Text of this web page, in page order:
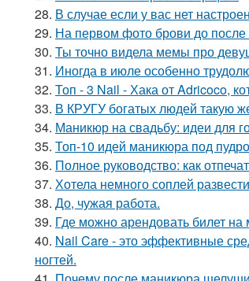
28. В случае если у вас нет
29. На первом фото брови до после
30. Ты точно видела мемы про
31. Иногда в июле особенно
32. Топ - 3 Nail - Хака от Adricoco,
33. В КРУГУ богатых людей такую
34. Маникюр на свадьбу: идеи для
35. Топ-10 идей маникюра под
36. Полное руководство: как
37. Хотела немного соплей
38. До, чужая работа.
39. Где можно арендовать билет на
40. Nail Care - это эффективные
ногтей.